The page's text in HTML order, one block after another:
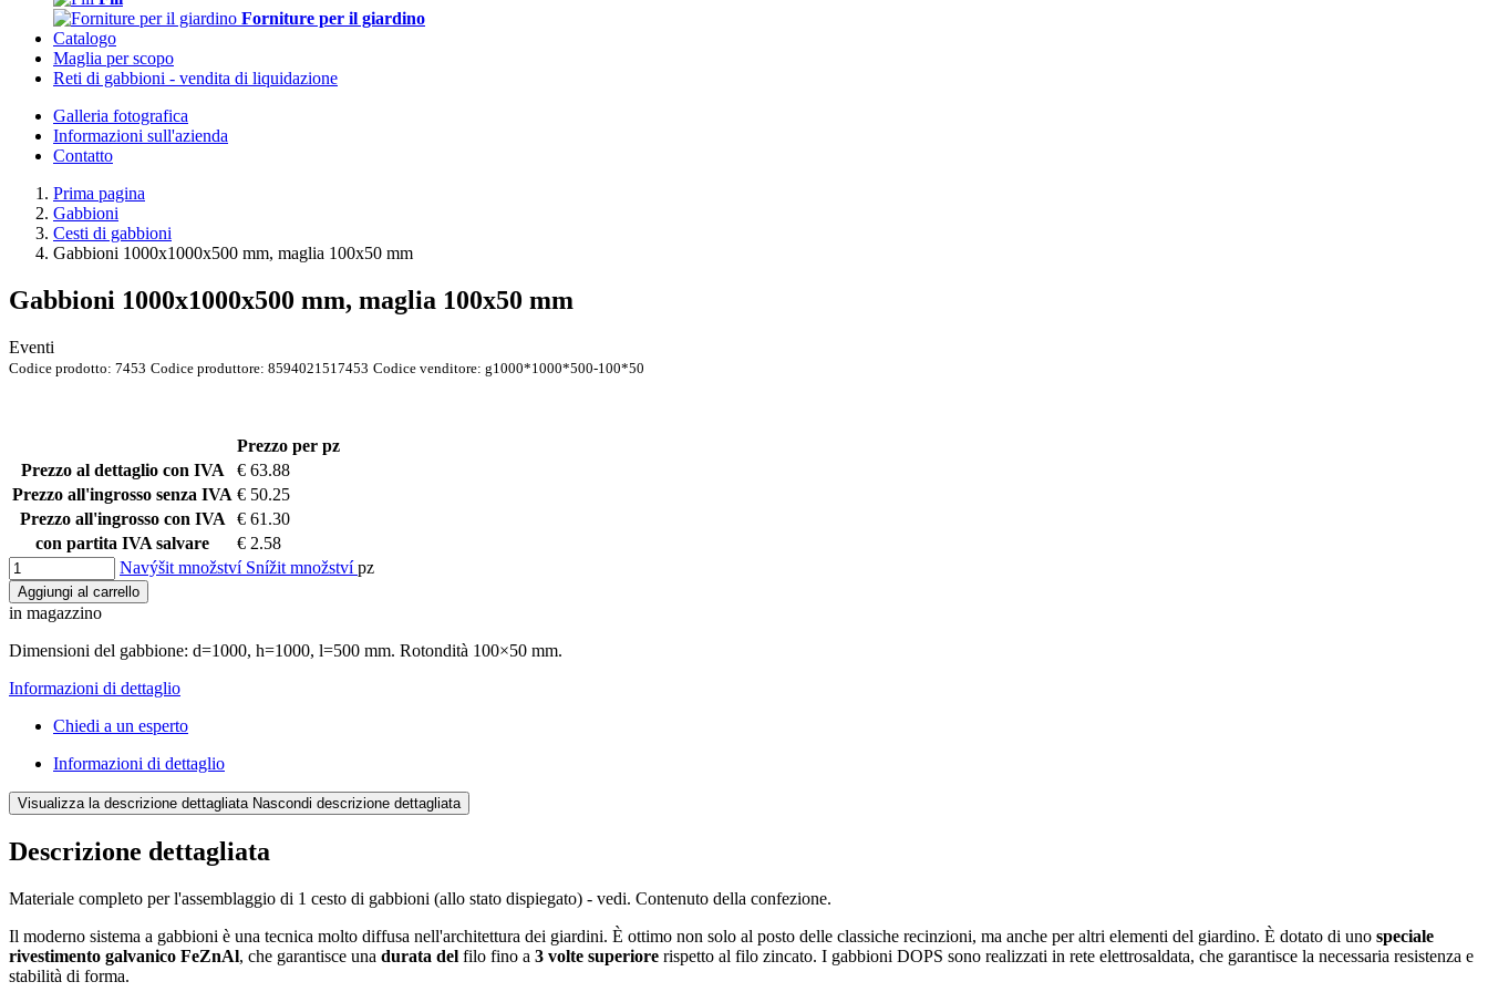
Forniture per il giardino
Catalogo
Maglia per scopo
Reti di gabbioni - vendita di liquidazione
Galleria fotografica
Informazioni sull'azienda
Contatto
Prima pagina
Gabbioni
Cesti di gabbioni
Gabbioni 1000x1000x500 mm, maglia 100x50 mm
Gabbioni 1000x1000x500 mm, maglia 100x50 mm
Eventi
Codice prodotto: 7453 Codice produttore: 8594021517453 Codice venditore: g1000*1000*500-100*50
Prezzo per pz
Prezzo al dettaglio con IVA
€ 63.88
Prezzo all'ingrosso senza IVA € 50.25
Prezzo all'ingrosso con IVA
€ 61.30
con partita IVA salvare
€ 2.58
Navýšit množství Snížit množstvípz
Aggiungi al carrello
in magazzino
Dimensioni del gabbione: d=1000, h=1000, l=500 mm. Rotondità 100×50 mm.
Informazioni di dettaglio
Chiedi a un esperto
Informazioni di dettaglio
Visualizza la descrizione dettagliata Nascondi descrizione dettagliata
Descrizione dettagliata
Materiale completo per l'assemblaggio di 1 cesto di gabbioni (allo stato dispiegato) - vedi. Contenuto della confezione.
Il moderno sistema a gabbioni è una tecnica molto diffusa nell'architettura dei giardini. È ottimo non solo al posto delle classiche recinzioni, ma anche per altri elementi del giardino. È dotato di uno speciale
rivestimento galvanico FeZnAl, che garantisce una durata del filo fino a 3 volte superiore rispetto al filo zincato. I gabbioni DOPS sono realizzati in rete elettrosaldata, che garantisce la necessaria resistenza e
stabilità di forma.